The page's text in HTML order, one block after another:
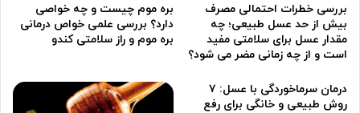
بررسی خطرات احتمالی مصرف
بیش از حد عسل طبیعی؛ چه
مقدار عسل برای سلامتی مفید
است و از چه زمانی مضر می شود؟
بره موم چیست و چه خواصی
دارد؟ بررسی علمی خواص درمانی
بره موم و راز سلامتی کندو
درمان سرماخوردگی با عسل: ۷
روش طبیعی و خانگی برای رفع